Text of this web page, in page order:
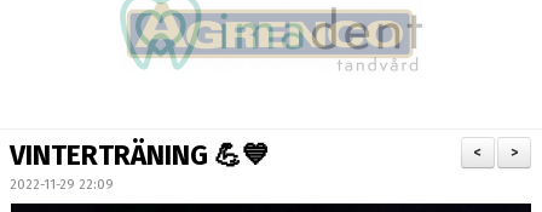
TRUPPEN
>
<
VINTERTRÄNING 💪💙
2022-11-29 22:09